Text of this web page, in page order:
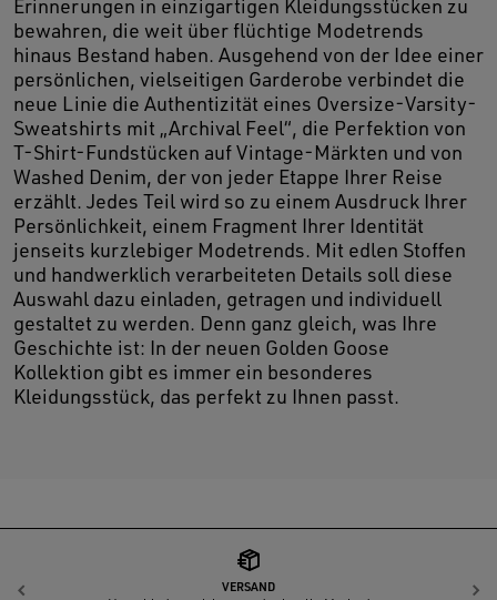
Erinnerungen in einzigartigen Kleidungsstücken zu
bewahren, die weit über flüchtige Modetrends
hinaus Bestand haben. Ausgehend von der Idee einer
persönlichen, vielseitigen Garderobe verbindet die
neue Linie die Authentizität eines Oversize-Varsity-
Sweatshirts mit „Archival Feel“, die Perfektion von
T-Shirt-Fundstücken auf Vintage-Märkten und von
Washed Denim, der von jeder Etappe Ihrer Reise
erzählt. Jedes Teil wird so zu einem Ausdruck Ihrer
Persönlichkeit, einem Fragment Ihrer Identität
jenseits kurzlebiger Modetrends. Mit edlen Stoffen
und handwerklich verarbeiteten Details soll diese
Auswahl dazu einladen, getragen und individuell
gestaltet zu werden. Denn ganz gleich, was Ihre
Geschichte ist: In der neuen Golden Goose
Kollektion gibt es immer ein besonderes
Kleidungsstück, das perfekt zu Ihnen passt.
VERSAND